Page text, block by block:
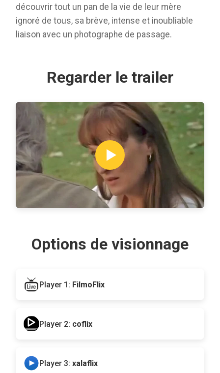
découvrir tout un pan de la vie de leur mère
ignoré de tous, sa brève, intense et inoubliable
liaison avec un photographe de passage.
Regarder le trailer
Options de visionnage
Player 1: FilmoFlix
Player 2: coflix
Player 3: xalaflix